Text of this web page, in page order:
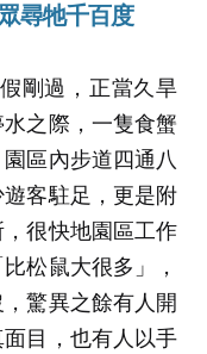
尋牠千百度
剛過，正當久旱
之際，一隻食蟹
區內步道四通八
客駐足，更是附
很快地園區工作
松鼠大很多」，
驚異之餘有人開
目，也有人以手